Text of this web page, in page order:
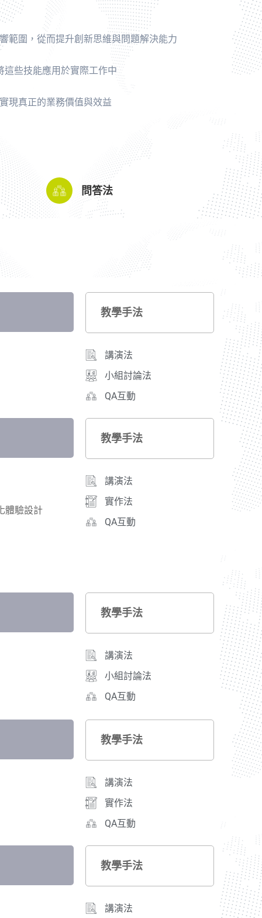
範圍，從而提升創新思維與問題解決能力
些技能應用於實際工作中
現真正的業務價值與效益
問答法
教學手法
講演法
小組討論法
QA互動
體驗設計
教學手法
講演法
實作法
QA互動
教學手法
講演法
小組討論法
QA互動
教學手法
講演法
實作法
QA互動
教學手法
講演法